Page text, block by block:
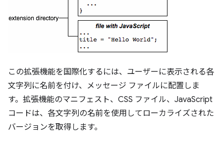
この拡張機能を国際化するには、ユーザーに表示される各
文字列に名前を付け、メッセージ ファイルに配置しま
す。拡張機能のマニフェスト、CSS ファイル、JavaScript
コードは、各文字列の名前を使用してローカライズされた
バージョンを取得します。